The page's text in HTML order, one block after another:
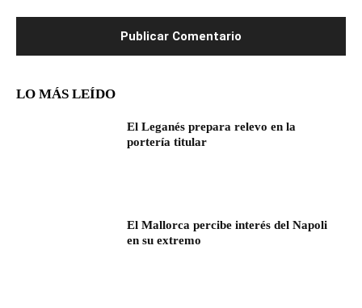
LO MÁS LEÍDO
El Leganés prepara relevo en la
portería titular
El Mallorca percibe interés del Napoli
en su extremo